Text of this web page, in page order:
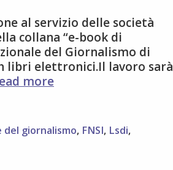
al servizio delle società
collana “e-book di
del Giornalismo di
libri elettronici.Il lavoro sarà
moreData
e-
book
giornalismo, FNSI, Lsdi,